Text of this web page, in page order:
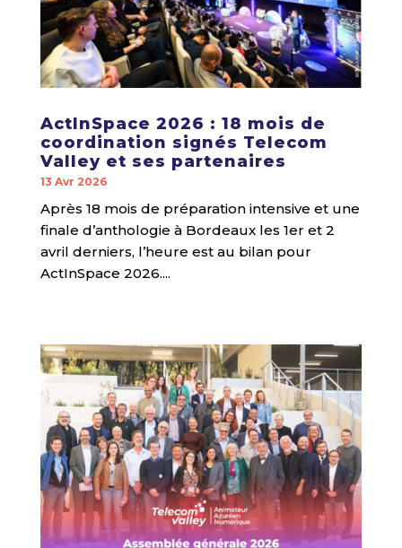
ActInSpace 2026 : 18 mois de
coordination signés Telecom
Valley et ses partenaires
13 Avr 2026
Après 18 mois de préparation intensive et une
finale d’anthologie à Bordeaux les 1er et 2
avril derniers, l’heure est au bilan pour
ActInSpace 2026....